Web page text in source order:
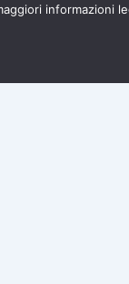
balneari e cosa
clausola “floor” e
informazioni